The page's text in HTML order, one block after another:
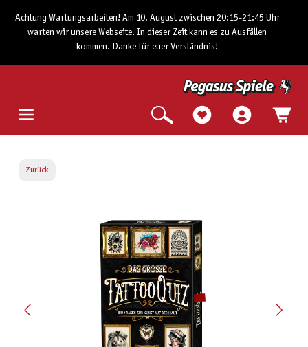
Achtung Wartungsarbeiten! Am 10. August zwischen 20:15-21:45 Uhr
warten wir unsere Webseite. In dieser Zeit kann es zu Ausfällen
kommen. Danke für euer Verständnis!
Zurück
Bildergalerie überspringen